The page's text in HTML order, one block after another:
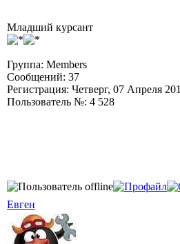
Младший курсант
Группа: Members
Сообщений: 37
Регистрация: Четверг, 07 Апреля
Пользователь №: 4 528
Евген